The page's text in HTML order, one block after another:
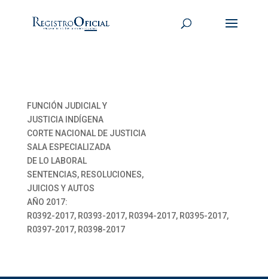
FUNCIÓN JUDICIAL Y
JUSTICIA INDÍGENA
CORTE NACIONAL DE JUSTICIA
SALA ESPECIALIZADA
DE LO LABORAL
SENTENCIAS, RESOLUCIONES,
JUICIOS Y AUTOS
AÑO 2017:
R0392-2017, R0393-2017, R0394-2017, R0395-2017,
R0397-2017, R0398-2017